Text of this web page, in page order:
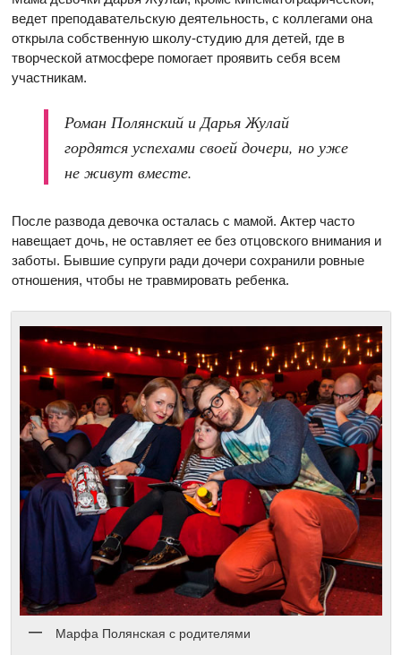
ведет преподавательскую деятельность, с коллегами она
открыла собственную школу-студию для детей, где в
творческой атмосфере помогает проявить себя всем
участникам.
Роман Полянский и Дарья Жулай
гордятся успехами своей дочери, но уже
не живут вместе.
После развода девочка осталась с мамой. Актер часто
навещает дочь, не оставляет ее без отцовского внимания и
заботы. Бывшие супруги ради дочери сохранили ровные
отношения, чтобы не травмировать ребенка.
Марфа Полянская с родителями